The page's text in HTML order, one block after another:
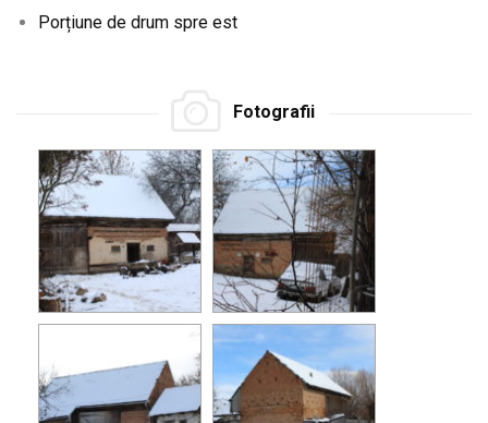
Porțiune de drum spre est
Fotografii